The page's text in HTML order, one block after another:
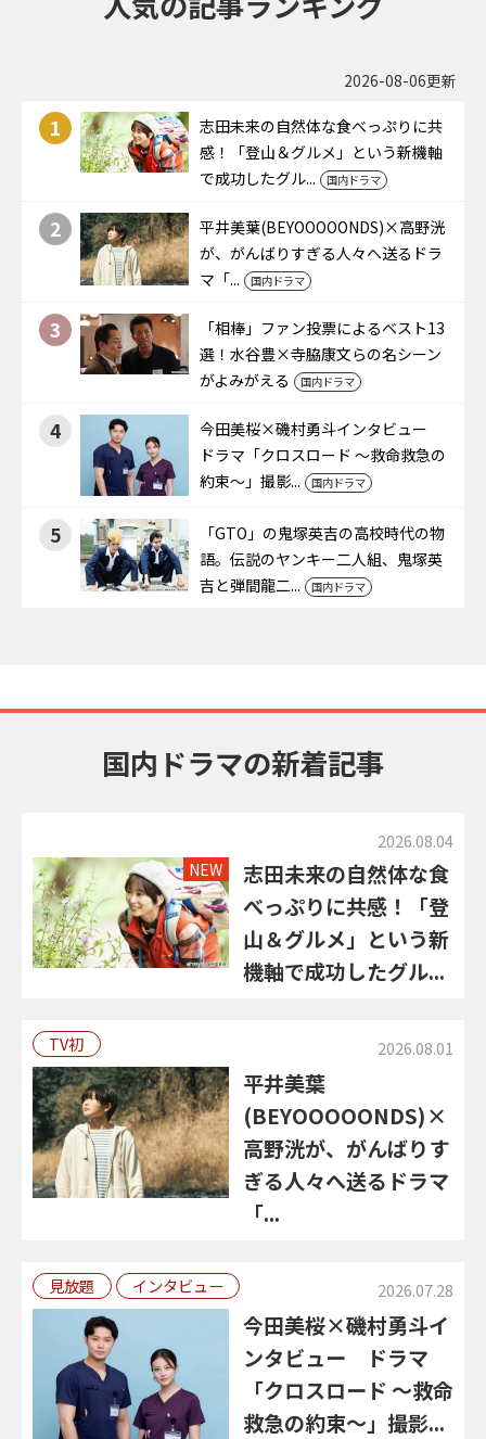
2026-08-06更新
1
志田未来の自然体な食べっぷりに共
感！「登山＆グルメ」という新機軸
で成功したグル...
国内ドラマ
2
平井美葉(BEYOOOOONDS)×高野洸
が、がんばりすぎる人々へ送るドラ
マ「...
国内ドラマ
3
「相棒」ファン投票によるベスト13
選！水谷豊×寺脇康文らの名シーン
がよみがえる
国内ドラマ
4
今田美桜×磯村勇斗インタビュー
ドラマ「クロスロード ～救命救急の
約束～」撮影...
国内ドラマ
5
「GTO」の鬼塚英吉の高校時代の物
語。伝説のヤンキー二人組、鬼塚英
吉と弾間龍二...
国内ドラマ
国内ドラマの新着記事
2026.08.04
NEW
志田未来の自然体な食
べっぷりに共感！「登
山＆グルメ」という新
機軸で成功したグル...
TV初 2026.08.01
平井美葉
(BEYOOOOONDS)×
高野洸が、がんばりす
ぎる人々へ送るドラマ
「...
見放題 インタビュー 2026.07.28
今田美桜×磯村勇斗イ
ンタビュー ドラマ
「クロスロード ～救命
救急の約束～」撮影...